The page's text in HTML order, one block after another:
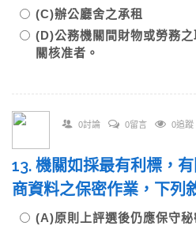
(C)辦公廳舍之承租
(D)公務機關間財物或勞務
關核准者。
0討論 0留言 0追蹤
13. 機關如採最有利標，
商資料之保密作業，下列
(A)原則上評選後仍應保守秘